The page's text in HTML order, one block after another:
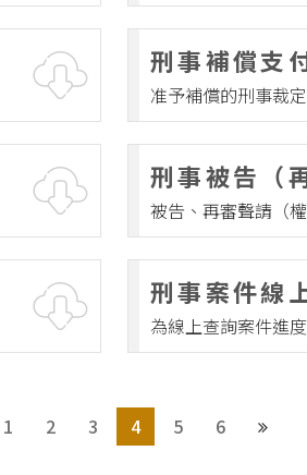
刑事再審
刑事補償支
准予補償的刑事裁
刑事被告（
人）聲請付
被告、再審聲請（
請求付與卷宗及證
刑事案件線
為線上查詢案件進
1 2 3 4 5 6